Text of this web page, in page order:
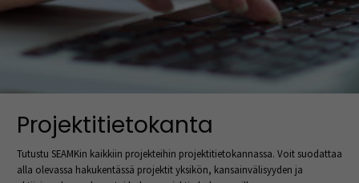
Projektitietokanta
Tutustu SEAMKin kaikkiin projekteihin projektitietokannassa. Voit suodattaa
alla olevassa hakukentässä projektit yksikön, kansainvälisyyden ja